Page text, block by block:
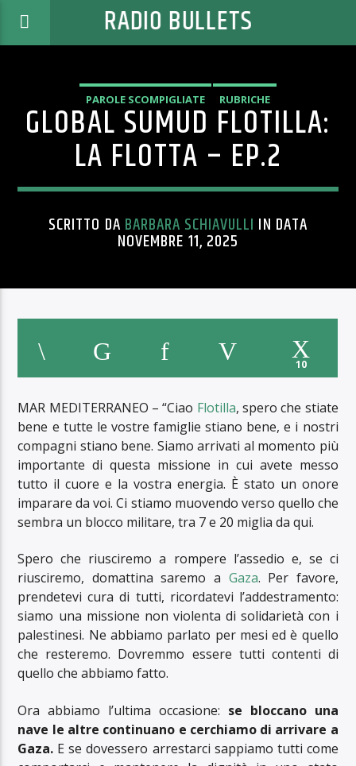
RADIO BULLETS
PAROLE SCOMPIGLIATE RUBRICHE
GLOBAL SUMUD FLOTILLA:
LA FLOTTA – EP.2
SCRITTO DA BARBARA SCHIAVULLI IN DATA
NOVEMBRE 11, 2025
10
MAR MEDITERRANEO – “Ciao Flotilla, spero che stiate
bene e tutte le vostre famiglie stiano bene, e i nostri
compagni stiano bene. Siamo arrivati al momento più
importante di questa missione in cui avete messo
tutto il cuore e la vostra energia. È stato un onore
imparare da voi. Ci stiamo muovendo verso quello che
sembra un blocco militare, tra 7 e 20 miglia da qui.
Spero che riusciremo a rompere l’assedio e, se ci
riusciremo, domattina saremo a Gaza. Per favore,
prendetevi cura di tutti, ricordatevi l’addestramento:
siamo una missione non violenta di solidarietà con i
palestinesi. Ne abbiamo parlato per mesi ed è quello
che resteremo. Dovremmo essere tutti contenti di
quello che abbiamo fatto.
Ora abbiamo l’ultima occasione: se bloccano una
nave le altre continuano e cerchiamo di arrivare a
Gaza. E se dovessero arrestarci sappiamo tutti come